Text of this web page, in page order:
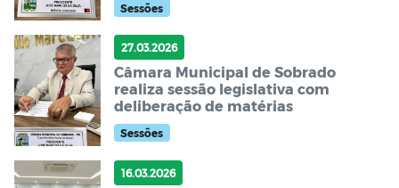
Sessões
27.03.2026
Câmara Municipal de Sobrado
realiza sessão legislativa com
deliberação de matérias
Sessões
16.03.2026